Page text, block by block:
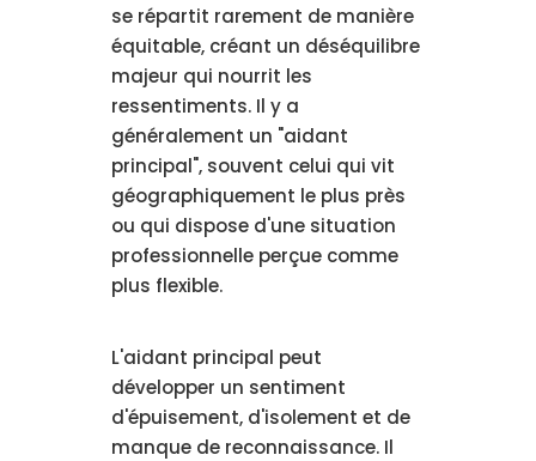
se répartit rarement de manière
équitable, créant un déséquilibre
majeur qui nourrit les
ressentiments. Il y a
généralement un "aidant
principal", souvent celui qui vit
géographiquement le plus près
ou qui dispose d'une situation
professionnelle perçue comme
plus flexible.
L'aidant principal peut
développer un sentiment
d'épuisement, d'isolement et de
manque de reconnaissance. Il